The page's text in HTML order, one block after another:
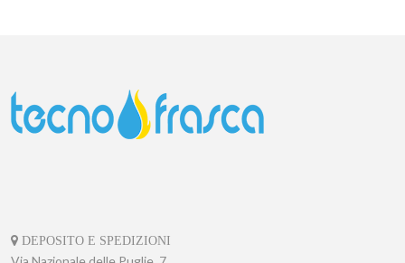
DEPOSITO E SPEDIZIONI